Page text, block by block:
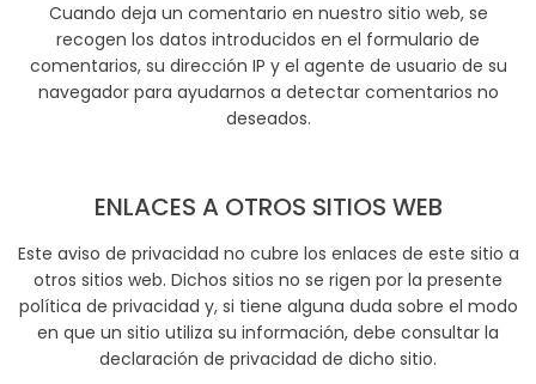
Cuando deja un comentario en nuestro sitio web, se
recogen los datos introducidos en el formulario de
comentarios, su dirección IP y el agente de usuario de su
navegador para ayudarnos a detectar comentarios no
deseados.
ENLACES A OTROS SITIOS WEB
Este aviso de privacidad no cubre los enlaces de este sitio a
otros sitios web. Dichos sitios no se rigen por la presente
política de privacidad y, si tiene alguna duda sobre el modo
en que un sitio utiliza su información, debe consultar la
declaración de privacidad de dicho sitio.